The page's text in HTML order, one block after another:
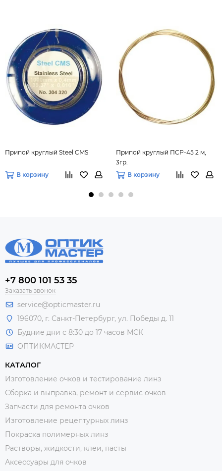
Припой круглый Steel CMS
В корзину
Припой круглый ПСР-45 2 м,
3гр.
В корзину
+7 800 101 53 35
Заказать звонок
service@opticmaster.ru
196070, г. Санкт-Петербург, ул. Победы д. 11
Будние дни с 8:30 до 17 часов МСК
ОПТИКМАСТЕР
КАТАЛОГ
Изготовление очков и тестирование линз
Сборка и выправка, ремонт и сервис очков
Запчасти для ремонта очков
Изготовление рецептурных линз
Покраска полимерных линз
Растворы, жидкости, клеи, пасты
Аксессуары для очков